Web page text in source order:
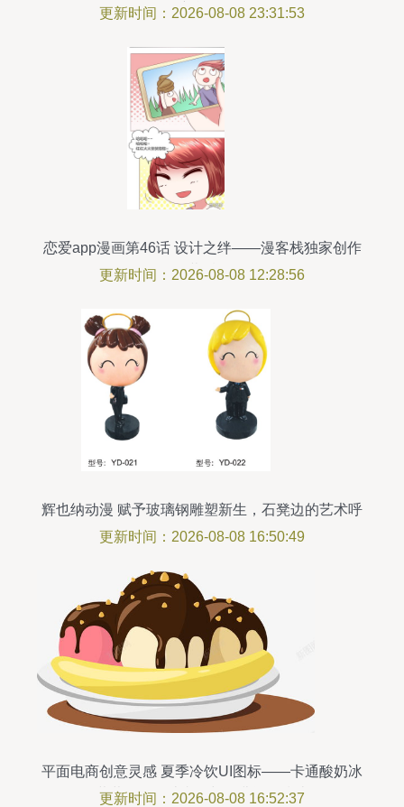
新战略
更新时间：2026-08-08 23:31:53
恋爱app漫画第46话 设计之绊——漫客栈独家创作
幕后
更新时间：2026-08-08 12:28:56
辉也纳动漫 赋予玻璃钢雕塑新生，石凳边的艺术呼
吸
更新时间：2026-08-08 16:50:49
平面电商创意灵感 夏季冷饮UI图标——卡通酸奶冰
淇淋图标设计赏析与免费资源指南
更新时间：2026-08-08 16:52:37